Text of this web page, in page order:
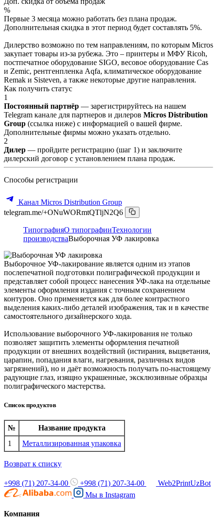
%
Первые 3 месяца можно работать без плана продаж.
Дополнительная скидка в этот период будет составлять 5%.
Дилерство возможно по тем направлениям, по которым Micros
закупает товары из-за рубежа. Это – принтеры и МФУ Ricoh,
постпечатное оборудование SIGO, весовое оборудование Cas
и Zemic, рентгенпленка Aqfa, климатическое оборудование
Remak и Sisteven, а также некоторые другие направления.
Как получить статус
1
Постоянный партнёр — зарегистрируйтесь на нашем
Telegram канале для партнеров и дилеров Micros Distribution
Group (ссылка ниже) с информацией о вашей фирме.
Дополнительные фирмы можно указать отдельно.
2
Дилер — пройдите регистрацию (шаг 1) и заключите
дилерский договор с установлением плана продаж.
Способы регистрации
Канал Micros Distribution Group
telegram.me/+ONuWORmtQTljN2Q6
ТипографияО типографииТехнологии
производстваВыборочная УФ лакировка
Выборочное УФ-лакирование является одним из этапов
послепечатной подготовки полиграфической продукции и
представляет собой процесс нанесения УФ-лака на отдельные
элементы оформления издания с точным сохранением
контуров. Оно применяется как для более контрастного
выделения каких-либо деталей изображения, так и в качестве
самостоятельного дизайнерского хода.
Использование выборочного УФ-лакирования не только
позволяет защитить элементы оформления печатной
продукции от внешних воздействий (истирания, выцветания,
царапин, попадания влаги, нагревания, различных видов
загрязнений), но и даёт возможность получать по-настоящему
радующие глаз, изящно украшенные, эксклюзивные образцы
полиграфического мастерства.
Список продуктов
№
Название продукта
1
Металлизированная упаковка
Возврат к списку
+998 (71) 207-34-00 +998 (71) 207-34-00
Web2PrintUzBot
Мы в Instagram
Компания